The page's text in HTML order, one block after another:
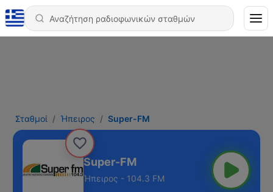
Σταθμοί Ήπειρος Super-FM
Super-FM
Ήπειρος - 104.3 FM